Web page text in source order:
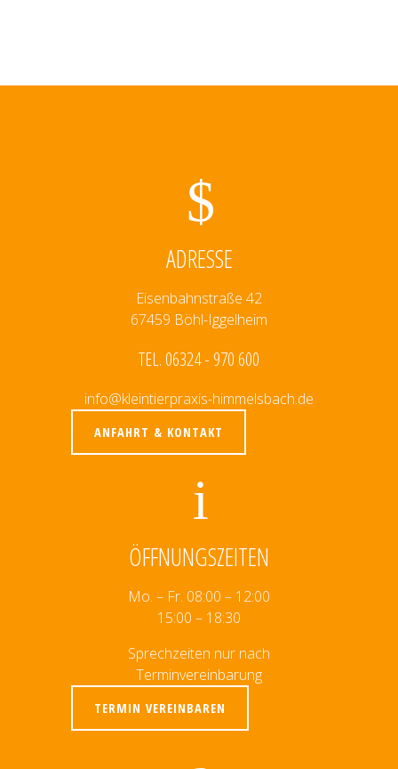
ADRESSE
Eisenbahnstraße 42
67459 Böhl-Iggelheim
TEL. 06324 - 970 600
info@kleintierpraxis-himmelsbach.de
ANFAHRT & KONTAKT
ÖFFNUNGSZEITEN
Mo. – Fr. 08:00 – 12:00
15:00 – 18:30
Sprechzeiten nur nach
Terminvereinbarung
TERMIN VEREINBAREN